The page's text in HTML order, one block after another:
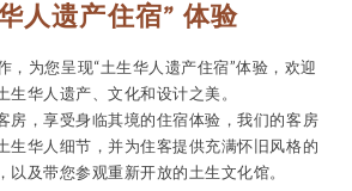
人遗产住宿” 体验
，为您呈现“土生华人遗产住宿”体验，欢迎
生华人遗产、文化和设计之美。
房，享受身临其境的住宿体验，我们的客房
生华人细节，并为住客提供充满怀旧风格的
以及带您参观重新开放的土生文化馆。